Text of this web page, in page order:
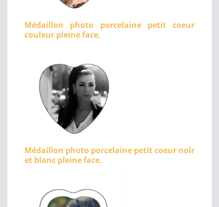
Médaillon photo porcelaine petit coeur
couleur pleine face.
Médaillon photo porcelaine petit coeur noir
et blanc pleine face.